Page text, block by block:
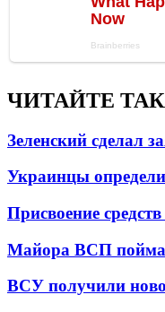
ЧИТАЙТЕ
Зеленский сделал
Украинцы
Присвоение
Майора ВСП
ВСУ получили